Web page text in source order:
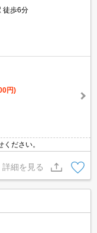
徒歩6分
円)
ださい。
詳細を見る